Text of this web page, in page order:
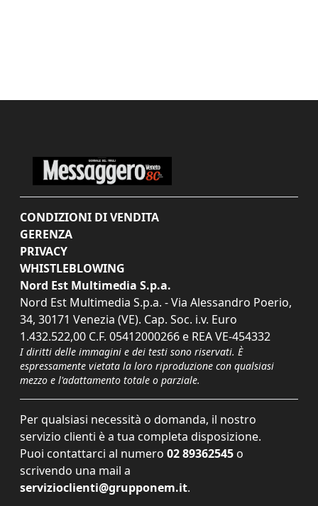
CONDIZIONI DI VENDITA
GERENZA
PRIVACY
WHISTLEBLOWING
Nord Est Multimedia S.p.a.
Nord Est Multimedia S.p.a. - Via Alessandro Poerio,
34, 30171 Venezia (VE). Cap. Soc. i.v. Euro
1.432.522,00 C.F. 05412000266 e REA VE-454332
I diritti delle immagini e dei testi sono riservati. È
espressamente vietata la loro riproduzione con qualsiasi
mezzo e l'adattamento totale o parziale.
Per qualsiasi necessità o domanda, il nostro
servizio clienti è a tua completa disposizione.
Puoi contattarci al numero 02 89362545 o
scrivendo una mail a
servizioclienti@grupponem.it.